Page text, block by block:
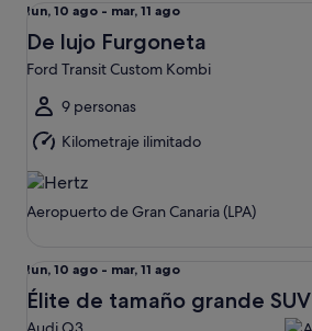
Del
lun,
10
ago
al
mar,
11
ago
lun, 10 ago - mar, 11 ago
De lujo Furgoneta
Ford Transit Custom Kombi
9 personas
Kilometraje ilimitado
Aeropuerto de Gran Canaria (LPA)
Del
lun,
10
lun, 10 ago - mar, 11 ago
Élite de tamaño grande SUV